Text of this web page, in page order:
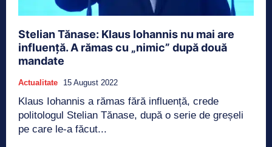
Stelian Tănase: Klaus Iohannis nu mai are
influență. A rămas cu „nimic” după două
mandate
Actualitate 15 August 2022
Klaus Iohannis a rămas fără influență, crede
politologul Stelian Tănase, după o serie de greșeli
pe care le-a făcut...